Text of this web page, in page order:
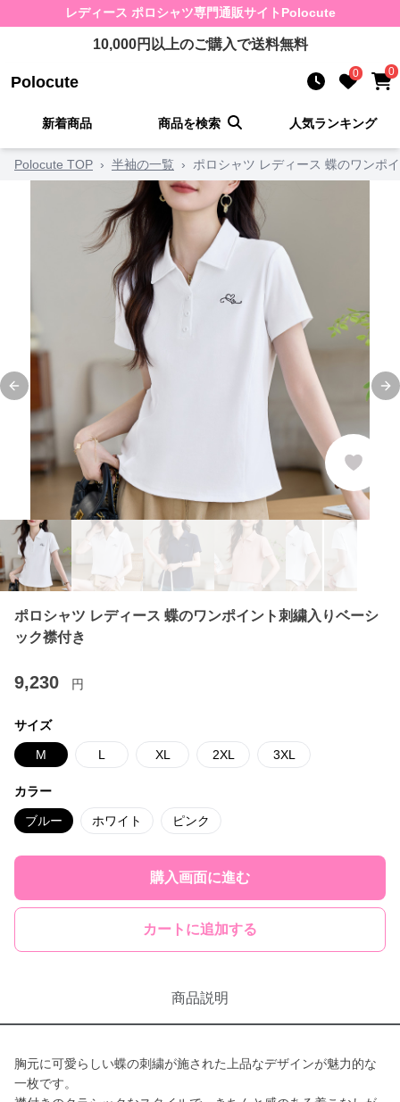
レディース ポロシャツ専門通販サイト Polocute
10,000円以上のご購入で送料無料
Polocute 0 0
新着商品 商品を検索 人気ランキング
Polocute TOP › 半袖の一覧 › ポロシャツ レディース 蝶のワンポ
Previous slide
ポロシャツ レディース 蝶のワンポイント刺繍入りベーシ
ック襟付き
9,230 円
サイズ
M L XL 2XL 3XL
カラー
ブルー ホワイト ピンク
購入画面に進む
カートに追加する
商品説明
胸元に可愛らしい蝶の刺繍が施された上品なデザインが魅力的な
一枚です。